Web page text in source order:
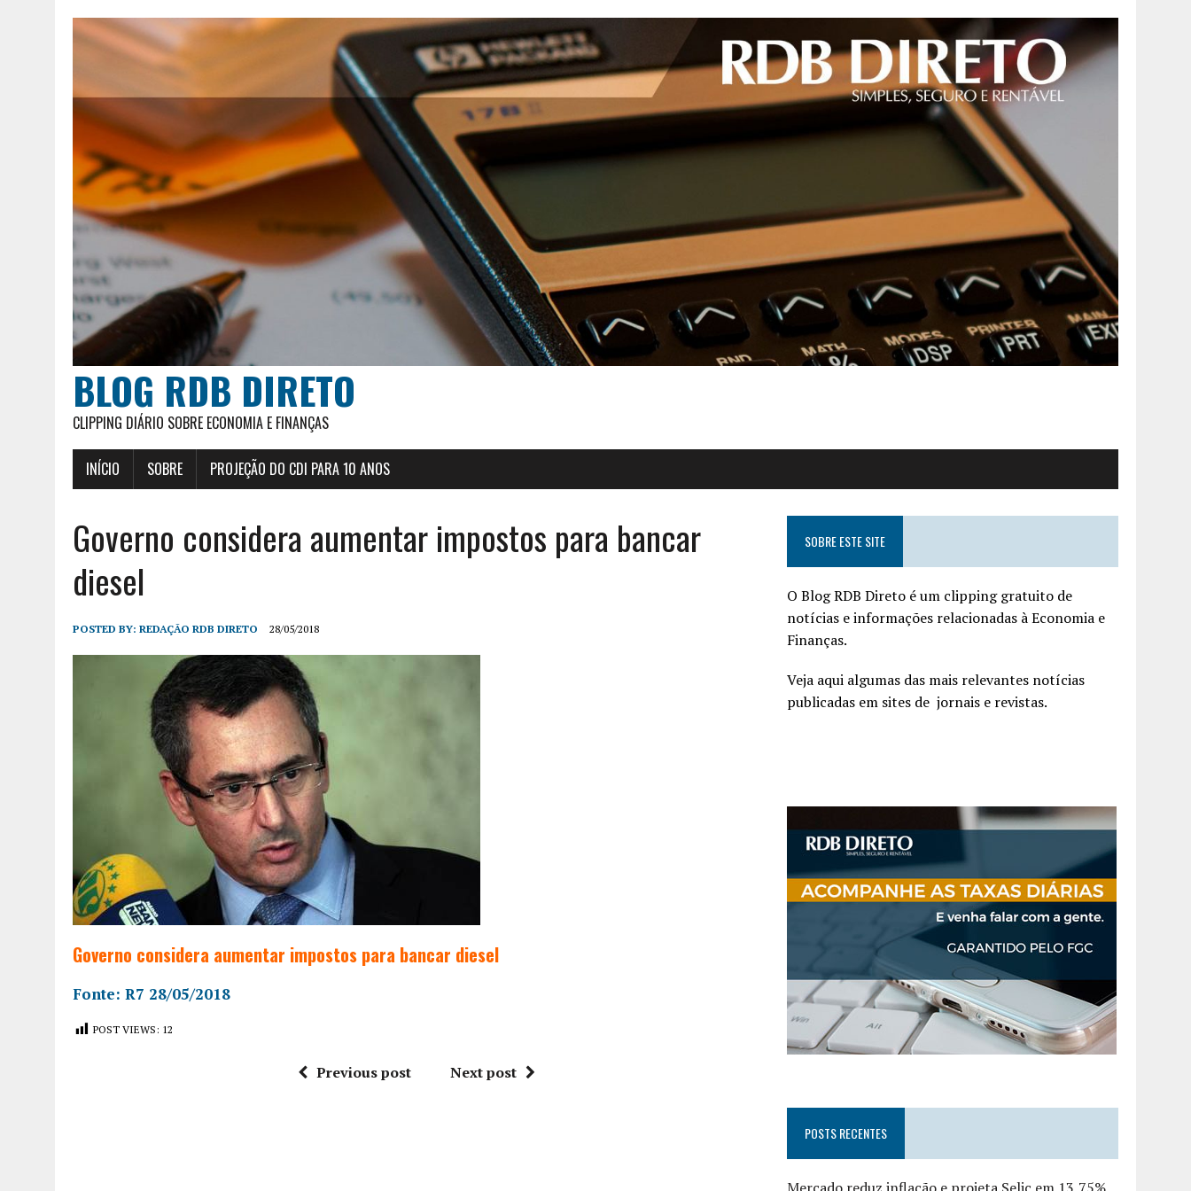
BLOG RDB DIRETO
CLIPPING DIÁRIO SOBRE ECONOMIA E FINANÇAS
INÍCIO SOBRE PROJEÇÃO DO CDI PARA 10 ANOS
Governo considera aumentar impostos para bancar
diesel
POSTED BY: REDAÇÃO RDB DIRETO 28/05/2018
Governo considera aumentar impostos para bancar diesel
Fonte: R7 28/05/2018
POST VIEWS: 12
Previous post Next post
SOBRE ESTE SITE
O Blog RDB Direto é um clipping gratuito de
notícias e informações relacionadas à Economia e
Finanças.
Veja aqui algumas das mais relevantes notícias
publicadas em sites de jornais e revistas.
POSTS RECENTES
Mercado reduz inflação e projeta Selic em 13,75%